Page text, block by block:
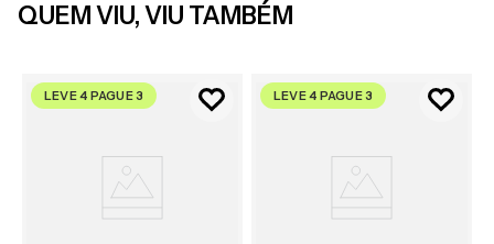
QUEM VIU, VIU TAMBÉM
LEVE 4 PAGUE 3 LEVE 4 PAGUE 3